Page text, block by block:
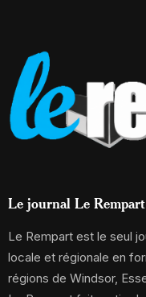
Le journal Le Rempart
Le Rempart est le seul
locale et régionale en
régions de Windsor,